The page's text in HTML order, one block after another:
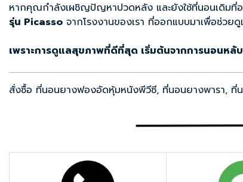
หากคุณกำลังเผชิญปัญหาปวดหลัง และยังใช้ที่นอนเดิมที่อ
รุ่น Picasso จากโรงงานของเรา ที่ออกแบบมาเพื่อช่วย
เพราะการดูแลสุขภาพที่ดีที่สุด เริ่มต้นจากการนอนห
สั่งซื้อ ที่นอนยางฟองอัดหุ้มหนังพีวีซี, ที่นอนยางพารา, ที่